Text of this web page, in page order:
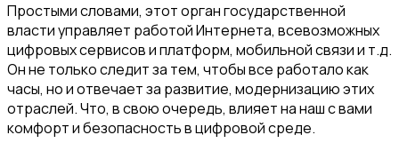
Простыми словами, этот орган государственной
власти управляет работой Интернета, всевозможных
цифровых сервисов и платформ, мобильной связи и т.д.
Он не только следит за тем, чтобы все работало как
часы, но и отвечает за развитие, модернизацию этих
отраслей. Что, в свою очередь, влияет на наш с вами
комфорт и безопасность в цифровой среде.